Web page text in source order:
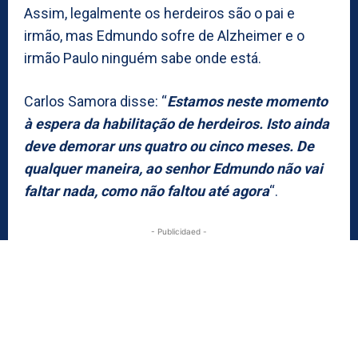
Assim, legalmente os herdeiros são o pai e
irmão, mas Edmundo sofre de Alzheimer e o
irmão Paulo ninguém sabe onde está.
Carlos Samora disse: “Estamos neste momento
à espera da habilitação de herdeiros. Isto ainda
deve demorar uns quatro ou cinco meses. De
qualquer maneira, ao senhor Edmundo não vai
faltar nada, como não faltou até agora“.
- Publicidaed -